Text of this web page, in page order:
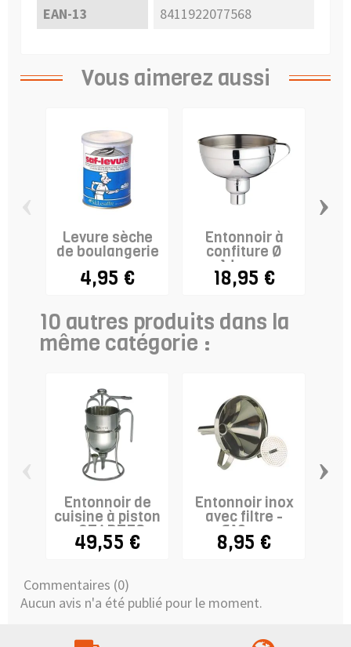
EAN-13 8411922077568
Vous aimerez aussi
Levure sèche
de boulangerie
4,95 €
Entonnoir à
confiture Ø
14cm +
adaptateur
18,95 €
›
10 autres produits dans la
même catégorie :
Entonnoir de
cuisine à piston
- STADTER
49,55 €
Entonnoir inox
avec filtre -
Ø10cm
8,95 €
›
Commentaires (0)
Aucun avis n'a été publié pour le moment.